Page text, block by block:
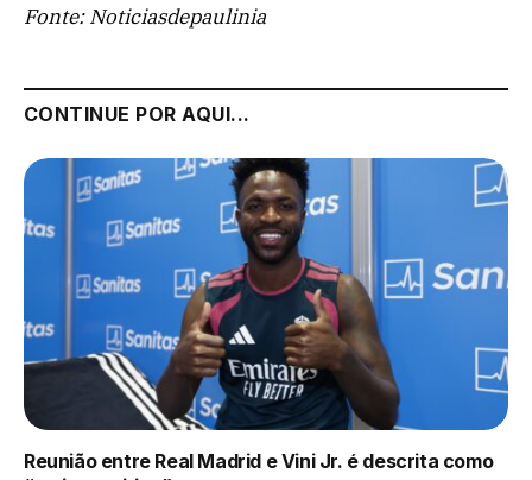
Fonte: Noticiasdepaulinia
CONTINUE POR AQUI...
Reunião entre Real Madrid e Vini Jr. é descrita como